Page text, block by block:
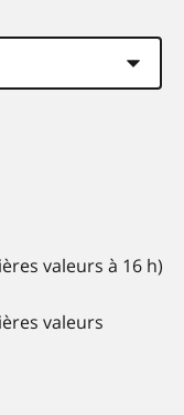
valeurs à 16 h)
valeurs